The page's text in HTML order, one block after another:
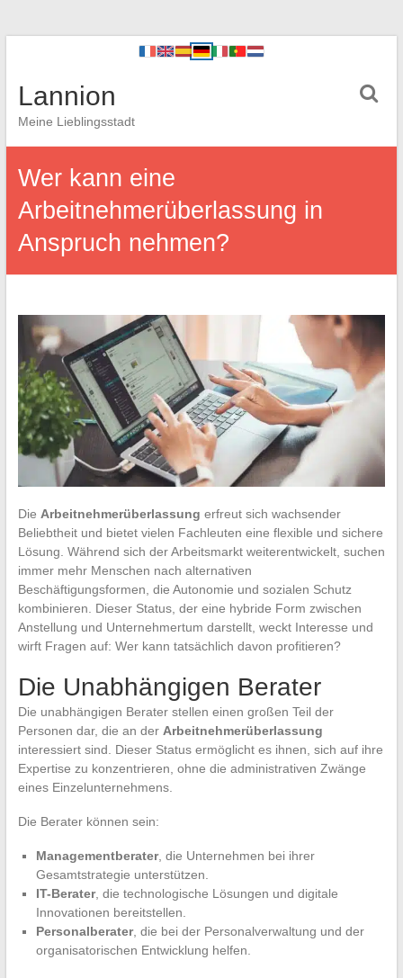
Lannion
Meine Lieblingsstadt
Wer kann eine
Arbeitnehmerüberlassung in
Anspruch nehmen?
Die Arbeitnehmerüberlassung erfreut sich wachsender
Beliebtheit und bietet vielen Fachleuten eine flexible und sichere
Lösung. Während sich der Arbeitsmarkt weiterentwickelt, suchen
immer mehr Menschen nach alternativen
Beschäftigungsformen, die Autonomie und sozialen Schutz
kombinieren. Dieser Status, der eine hybride Form zwischen
Anstellung und Unternehmertum darstellt, weckt Interesse und
wirft Fragen auf: Wer kann tatsächlich davon profitieren?
Die Unabhängigen Berater
Die unabhängigen Berater stellen einen großen Teil der
Personen dar, die an der Arbeitnehmerüberlassung
interessiert sind. Dieser Status ermöglicht es ihnen, sich auf ihre
Expertise zu konzentrieren, ohne die administrativen Zwänge
eines Einzelunternehmens.
Die Berater können sein:
Managementberater, die Unternehmen bei ihrer
Gesamtstrategie unterstützen.
IT-Berater, die technologische Lösungen und digitale
Innovationen bereitstellen.
Personalberater, die bei der Personalverwaltung und der
organisatorischen Entwicklung helfen.